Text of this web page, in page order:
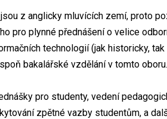
z anglicky mluvících zemí, proto
pro plynné přednášení o velice
technologií (jak historicky,
bakalářské vzdělání v tomto oboru.
pro studenty, vedení
zpětné vazby studentům, a